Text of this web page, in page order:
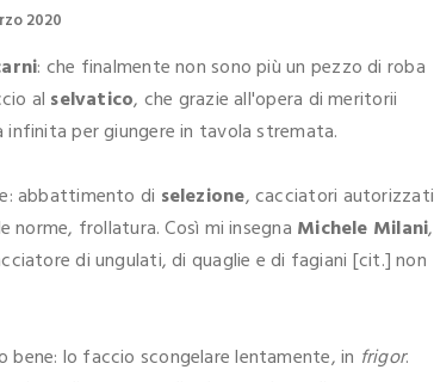
2020
: che finalmente non sono più un pezzo di roba
al selvatico, che grazie all'opera di meritorii
per giungere in tavola stremata.
abbattimento di selezione, cacciatori autorizzati
frollatura. Così mi insegna Michele Milani,
di ungulati, di quaglie e di fagiani [cit.] non
lo faccio scongelare lentamente, in frigor.